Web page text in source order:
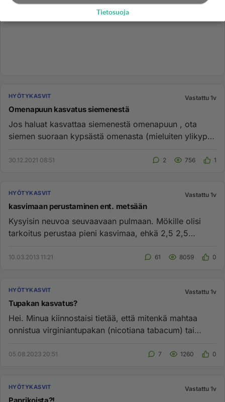
HYÖTYKASVIT Vastattu 1v
Omenapuun kasvatus siemenestä
Jos haluat kasvattaa siemenestä omenapuun , ota
siemen suoraan kypsästä omenasta (mieluiten ylikypsä
30.12.2021 08:51 2 756 1
HYÖTYKASVIT Vastattu 1v
kasvimaan perustaminen ent. metsään
Kysyisin neuvoa seuvaavaan pulmaan. Mökille olisi
tarkoitus perustaa pieni kasvimaa, ehkä 2,5 2,5
10.03.2013 11:21 61 8059 0
HYÖTYKASVIT Vastattu 1v
Tupakan kasvatus?
Hei. Minua kiinnostaisi tietää, että mitenkä mahtaa
onnistua virginiantupakan (nicotiana tabacum) tai
05.08.2023 20:51 7 1260 0
HYÖTYKASVIT Vastattu 1v
Tietosuoja